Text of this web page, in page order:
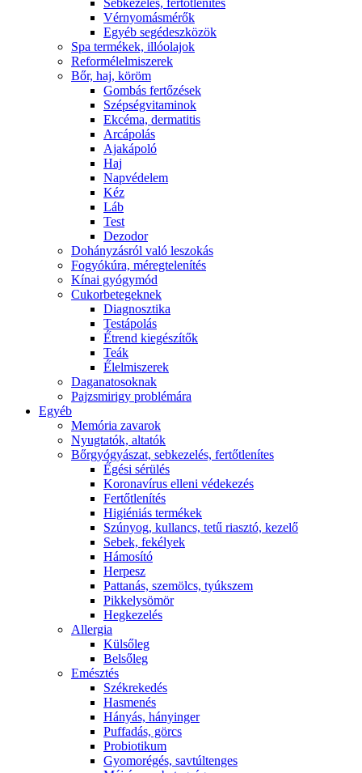
Sebkezelés, fertőtlenítés
Vérnyomásmérők
Egyéb segédeszközök
Spa termékek, illóolajok
Reformélelmiszerek
Bőr, haj, köröm
Gombás fertőzések
Szépségvitaminok
Ekcéma, dermatitis
Arcápolás
Ajakápoló
Haj
Napvédelem
Kéz
Láb
Test
Dezodor
Dohányzásról való leszokás
Fogyókúra, méregtelenítés
Kínai gyógymód
Cukorbetegeknek
Diagnosztika
Testápolás
É́trend kiegészítők
Teák
É́lelmiszerek
Daganatosoknak
Pajzsmirigy problémára
Egyéb
Memória zavarok
Nyugtatók, altatók
Bőrgyógyászat, sebkezelés, fertőtlenítes
É́gési sérülés
Koronavírus elleni védekezés
Fertőtlenítés
Higiéniás termékek
Szúnyog, kullancs, tetű riasztó, kezelő
Sebek, fekélyek
Hámosító
Herpesz
Pattanás, szemölcs, tyúkszem
Pikkelysömör
Hegkezelés
Allergia
Külsőleg
Belsőleg
Emésztés
Székrekedés
Hasmenés
Hányás, hányinger
Puffadás, görcs
Probiotikum
Gyomorégés, savtúltenges